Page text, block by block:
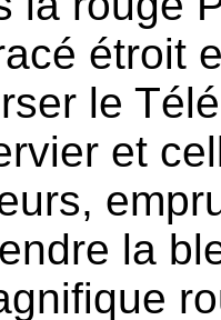
étroit
le
et
la